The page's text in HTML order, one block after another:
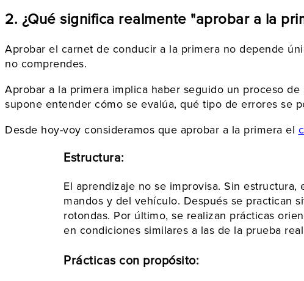
2. ¿Qué significa realmente "aprobar a la
Aprobar el carnet de conducir a la primera no depende
no comprendes.
Aprobar a la primera implica haber seguido un proceso
supone entender cómo se evalúa, qué tipo de errores se
Desde hoy-voy consideramos que aprobar a la primera el
Estructura:
El aprendizaje no se improvisa. Sin
mandos y del vehículo. Después se practican
rotondas. Por último, se realizan prácticas
en condiciones similares a las de la prueba
Prácticas con propósito: